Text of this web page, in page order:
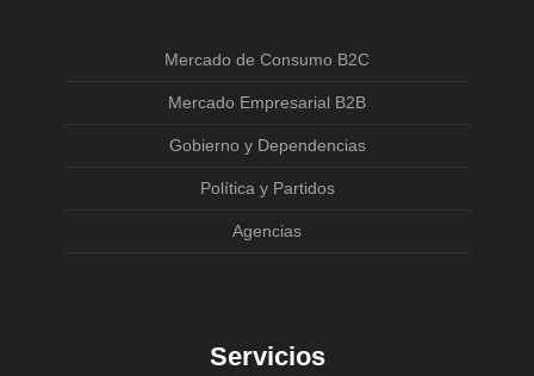
Mercado de Consumo B2C
Mercado Empresarial B2B
Gobierno y Dependencias
Política y Partidos
Agencias
Servicios